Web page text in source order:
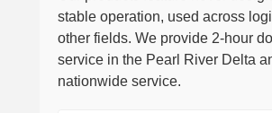
stable operation, used across
other fields. We provide 2-hour
service in the Pearl River Delta
nationwide service.